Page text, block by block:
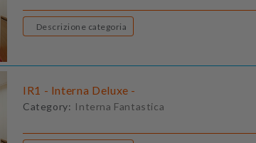
Descrizione categoria
IR1 - Interna Deluxe -
Category: Interna Fantastica